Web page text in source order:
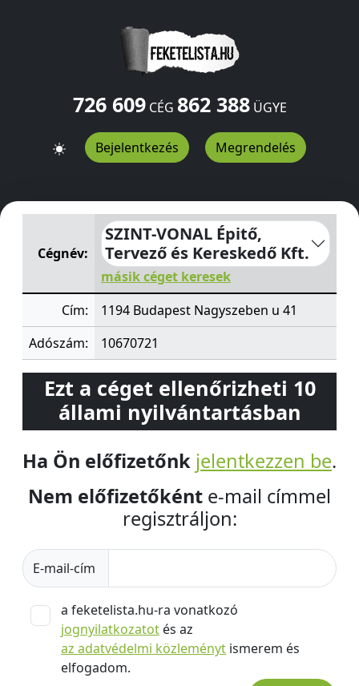
726 609CÉG 862 388ÜGYE
Bejelentkezés Megrendelés
SZINT-VONAL Épitő, Tervező és Kereskedő Kft.
Cégnév:
SZINT-VONAL Épitő,
Tervező és Kereskedő Kft.
másik céget keresek
Cím:
1194 Budapest Nagyszeben u 41
Adószám:
10670721
Ezt a céget ellenőrizheti 10
állami nyilvántartásban
Ha Ön előfizetőnk jelentkezzen be.
Nem előfizetőként e-mail címmel
regisztráljon:
E-mail-cím
a feketelista.hu-ra vonatkozó
jognyilatkozatot és az
az adatvédelmi közleményt ismerem és
elfogadom.